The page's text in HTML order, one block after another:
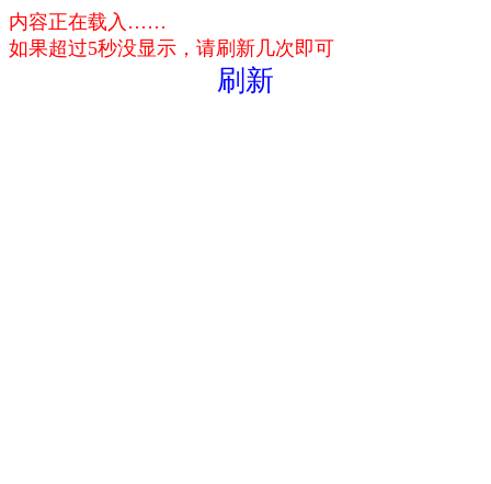
内容正在载入……
如果超过5秒没显示，请刷新几次即可
刷新